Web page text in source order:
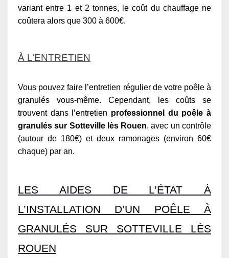
variant entre 1 et 2 tonnes, le coût du chauffage ne
coûtera alors que 300 à 600€.
À L’ENTRETIEN
Vous pouvez faire l’entretien régulier de votre poêle à
granulés vous-même. Cependant, les coûts se
trouvent dans l’entretien professionnel du poêle à
granulés sur Sotteville lès Rouen, avec un contrôle
(autour de 180€) et deux ramonages (environ 60€
chaque) par an.
LES AIDES DE L’ÉTAT À
L’INSTALLATION D’UN POÊLE À
GRANULÉS SUR SOTTEVILLE LÈS
ROUEN